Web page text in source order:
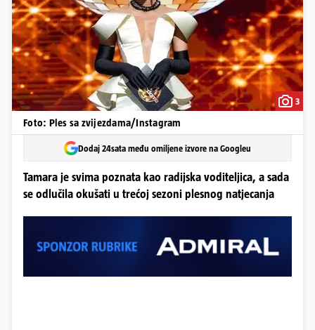
3
Foto: Ples sa zvijezdama/Instagram
Dodaj 24sata među omiljene izvore na Googleu
Tamara je svima poznata kao radijska voditeljica, a sada
se odlučila okušati u trećoj sezoni plesnog natjecanja